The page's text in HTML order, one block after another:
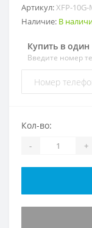
Артикул:XFP-10G-
Наличие: В
Купить в один
Введите номер
Кол-во:
- +